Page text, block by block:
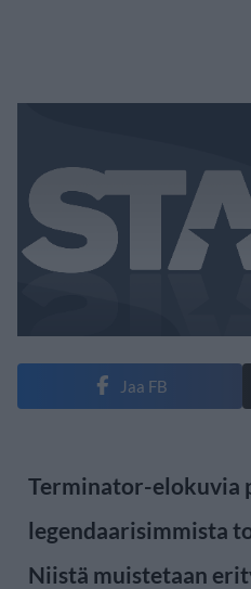
Jaa FB
Terminator-elokuvia
legendaarisimmista
Niistä muistetaan